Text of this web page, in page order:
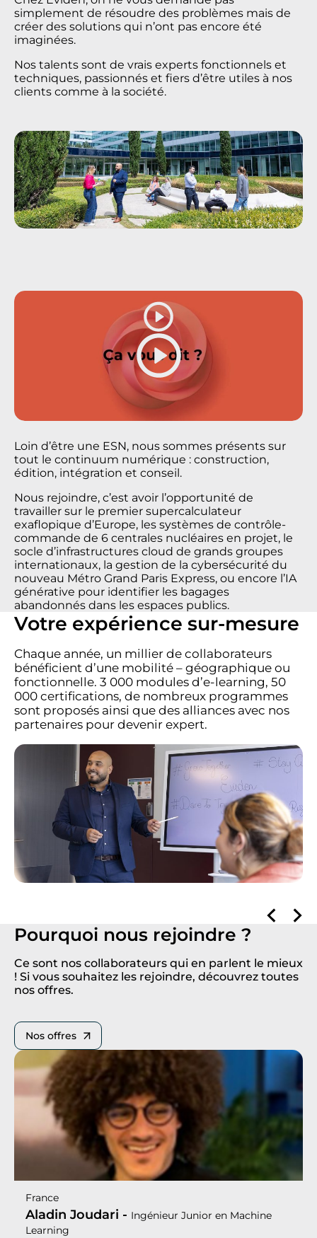
simplement de résoudre des problèmes mais de
créer des solutions qui n’ont pas encore été
imaginées.
Nos talents sont de vrais experts fonctionnels et
techniques, passionnés et fiers d’être utiles à nos
clients comme à la société.
Loin d’être une ESN, nous sommes présents sur
tout le continuum numérique : construction,
édition, intégration et conseil.
Nous rejoindre, c’est avoir l’opportunité de
travailler sur le premier supercalculateur
exaflopique d’Europe, les systèmes de contrôle-
commande de 6 centrales nucléaires en projet, le
socle d’infrastructures cloud de grands groupes
internationaux, la gestion de la cybersécurité du
nouveau Métro Grand Paris Express, ou encore l’IA
générative pour identifier les bagages
abandonnés dans les espaces publics.
Votre expérience sur-mesure
Chaque année, un millier de collaborateurs
bénéficient d’une mobilité – géographique ou
fonctionnelle. 3 000 modules d’e-learning, 50
000 certifications, de nombreux programmes
sont proposés ainsi que des alliances avec nos
partenaires pour devenir expert.
Pourquoi nous rejoindre ?
Ce sont nos collaborateurs qui en parlent le mieux
! Si vous souhaitez les rejoindre, découvrez toutes
nos offres.
Nos offres
France
Aladin Joudari - Ingénieur Junior en Machine
Learning